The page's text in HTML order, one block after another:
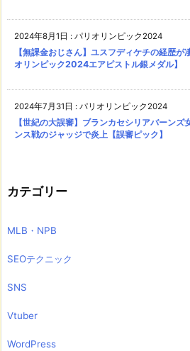
2024年8月1日 : パリオリンピック2024
【無課金おじさん】ユスフディケチの経歴が
オリンピック2024エアピストル銀メダル】
2024年7月31日 : パリオリンピック2024
【世紀の大誤審】ブランカセシリアバーン
ンス戦のジャッジで炎上【誤審ピック】
カテゴリー
MLB・NPB
SEOテクニック
SNS
Vtuber
WordPress